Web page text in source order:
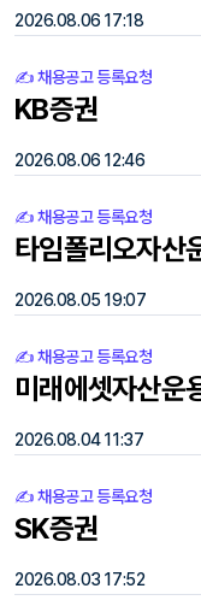
2026.08.06 17:18
✍️ 채용공고 등록요청
KB증권
2026.08.06 12:46
✍️ 채용공고 등록요청
타임폴리오자산
2026.08.05 19:07
✍️ 채용공고 등록요청
미래에셋자산운
2026.08.04 11:37
✍️ 채용공고 등록요청
SK증권
2026.08.03 17:52